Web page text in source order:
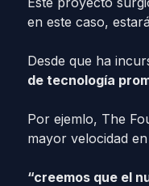
en este caso,
Desde que ha
de tecnología
Por ejemlo, The
mayor velocidad
“creemos que el